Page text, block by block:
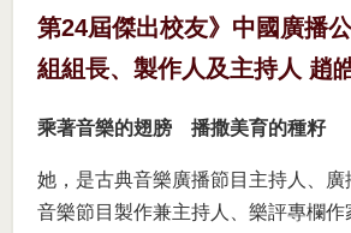
第24屆傑出校友》中國廣播
組組長、製作人及主持人 趙
乘著音樂的翅膀 播撒美育的種籽
她，是古典音樂廣播節目主持人、廣
音樂節目製作兼主持人、樂評專欄作